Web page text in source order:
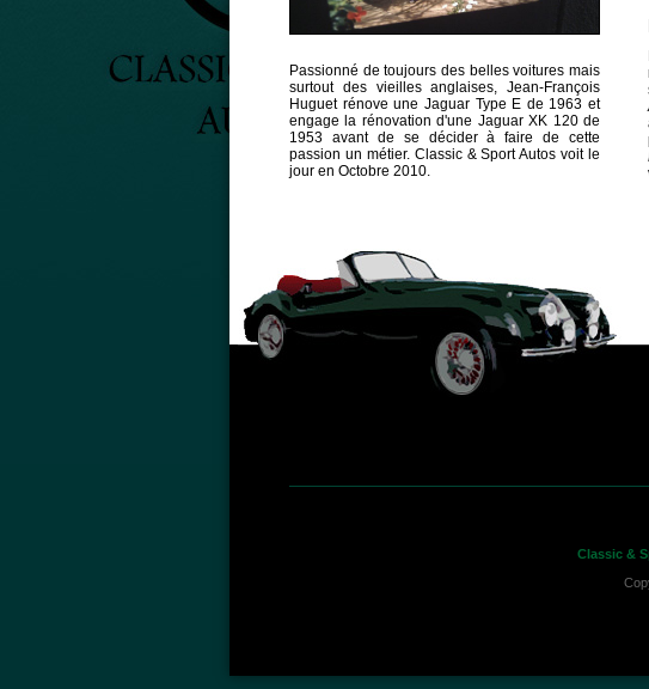
Passionné de toujours des belles voitures mais
surtout des vieilles anglaises, Jean-François
Huguet rénove une Jaguar Type E de 1963 et
engage la rénovation d'une Jaguar XK 120 de
1953 avant de se décider à faire de cette
passion un métier. Classic & Sport Autos voit le
jour en Octobre 2010.
Classic &